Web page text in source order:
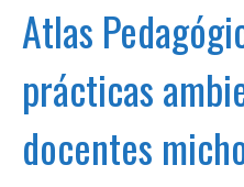
Atlas
prácticas
docentes